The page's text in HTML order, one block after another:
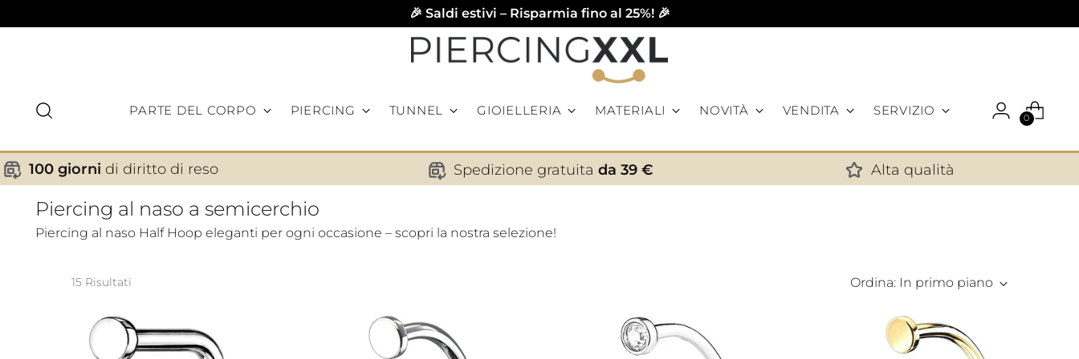
🎉 Saldi estivi – Risparmia fino al 25%! 🎉
PARTE DEL CORPO PIERCING TUNNEL GIOIELLERIA MATERIALI NOVITÀ VENDITA SERVIZIO
0
✕
100 giorni di diritto di reso Spedizione gratuita da 39 € Alta qualità
Piercing al naso a semicerchio
Piercing al naso Half Hoop eleganti per ogni occasione – scopri la nostra selezione!
15 Risultati Ordina: In primo piano